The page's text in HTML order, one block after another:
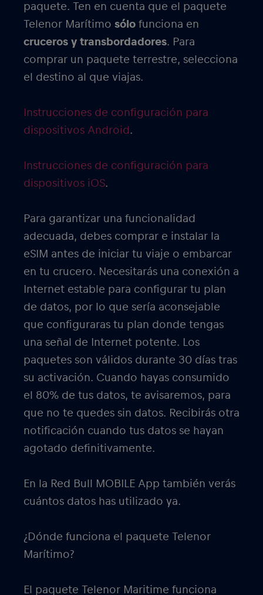
paquete. Ten en cuenta que el paquete
Telenor Marítimo sólo funciona en
cruceros y transbordadores. Para
comprar un paquete terrestre, selecciona
el destino al que viajas.
Instrucciones de configuración para
dispositivos Android .
Instrucciones de configuración para
dispositivos iOS.
Para garantizar una funcionalidad
adecuada, debes comprar e instalar la
eSIM antes de iniciar tu viaje o embarcar
en tu crucero. Necesitarás una conexión a
Internet estable para configurar tu plan
de datos, por lo que sería aconsejable
que configuraras tu plan donde tengas
una señal de Internet potente. Los
paquetes son válidos durante 30 días tras
su activación. Cuando hayas consumido
el 80% de tus datos, te avisaremos, para
que no te quedes sin datos. Recibirás otra
notificación cuando tus datos se hayan
agotado definitivamente.
En la Red Bull MOBILE App también verás
cuántos datos has utilizado ya.
¿Dónde funciona el paquete Telenor
Marítimo?
El paquete Telenor Maritime funciona